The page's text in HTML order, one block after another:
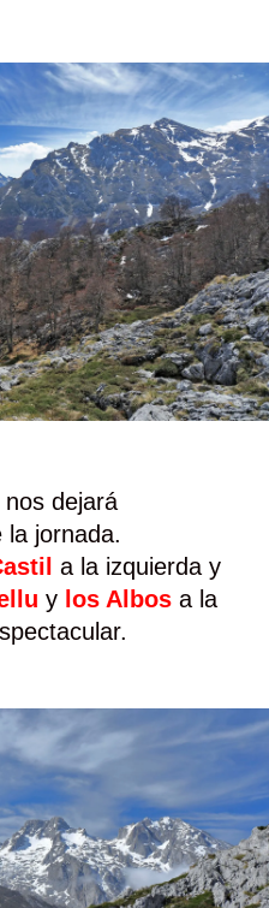
nos dejará
la jornada.
a la izquierda y
y los Albos a la